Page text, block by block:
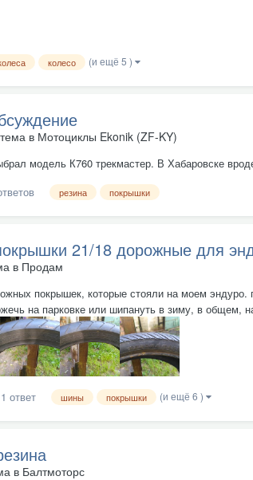
колесо (и ещё 5 )
в Мотоциклы Ekonik (ZF-KY)
модель К760 трекмастер. В Хабаровске
резина покрышки
21/18 дорожные для
в Продам
покрышек, которые стояли на моем
на парковке или шипануть в зиму, в общем,
ответ шины покрышки (и ещё 6 )
в Балтмоторс